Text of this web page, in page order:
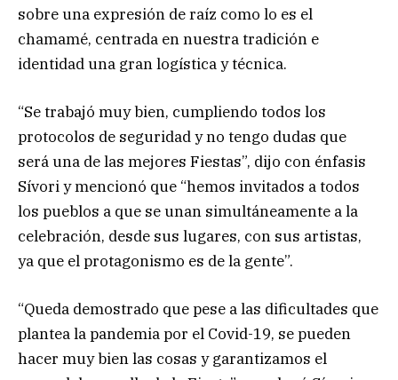
sobre una expresión de raíz como lo es el
chamamé, centrada en nuestra tradición e
identidad una gran logística y técnica.
“Se trabajó muy bien, cumpliendo todos los
protocolos de seguridad y no tengo dudas que
será una de las mejores Fiestas”, dijo con énfasis
Sívori y mencionó que “hemos invitados a todos
los pueblos a que se unan simultáneamente a la
celebración, desde sus lugares, con sus artistas,
ya que el protagonismo es de la gente”.
“Queda demostrado que pese a las dificultades que
plantea la pandemia por el Covid-19, se pueden
hacer muy bien las cosas y garantizamos el